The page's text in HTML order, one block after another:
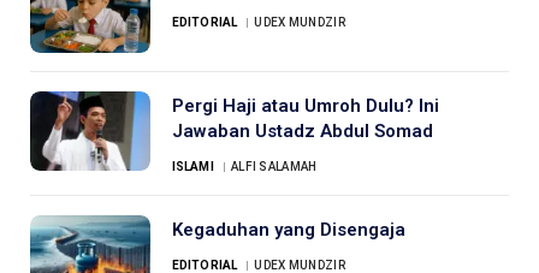
EDITORIAL UDEX MUNDZIR
Pergi Haji atau Umroh Dulu? Ini
Jawaban Ustadz Abdul Somad
ISLAMI ALFI SALAMAH
Kegaduhan yang Disengaja
EDITORIAL UDEX MUNDZIR